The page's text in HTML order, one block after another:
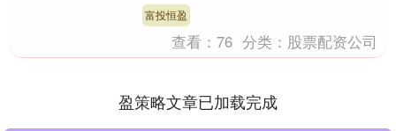
的。但该秘书长....
富投恒盈
查看：76 分类： 股票配资公司
盈策略文章已加载完成